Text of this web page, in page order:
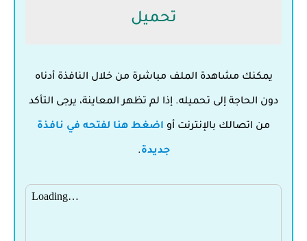
تحميل
يمكنك مشاهدة الملف مباشرة من خلال النافذة أدناه
دون الحاجة إلى تحميله. إذا لم تظهر المعاينة، يرجى التأكد
من اتصالك بالإنترنت أو اضغط هنا لفتحه في نافذة
جديدة.